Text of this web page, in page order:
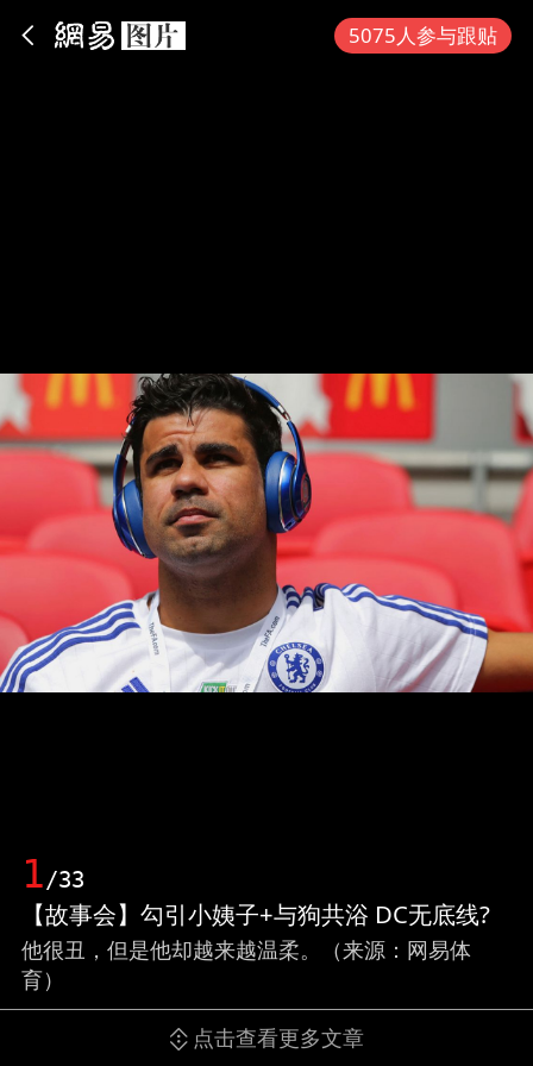
5075人参与跟贴
1/33
【故事会】勾引小姨子+与狗共浴 DC无底线?
他很丑，但是他却越来越温柔。（来源：网易体
育）
点击查看更多文章